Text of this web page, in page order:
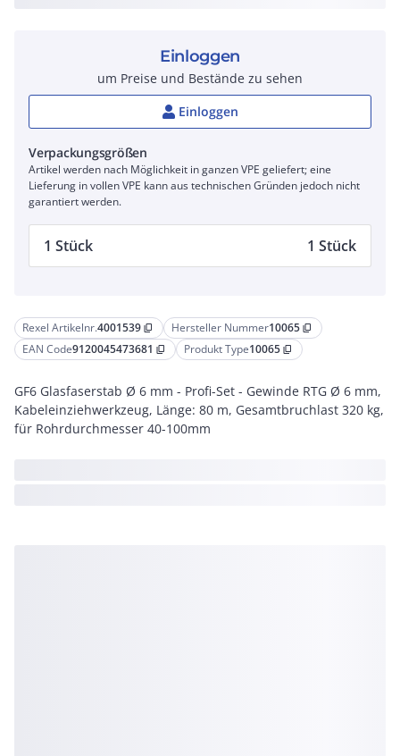
Rexel Artikelnr.4001539 content_copy Hersteller Nummer10065 content_copy
EAN Code9120045473681 content_copy Produkt Type10065 content_copy
GF6 Glasfaserstab Ø 6 mm - Profi-Set - Gewinde RTG Ø 6 mm,
Kabeleinziehwerkzeug, Länge: 80 m, Gesamtbruchlast 320 kg,
für Rohrdurchmesser 40-100mm
Einloggen
um Preise und Bestände zu sehen
Einloggen
Verpackungsgrößen
Artikel werden nach Möglichkeit in ganzen VPE geliefert; eine
Lieferung in vollen VPE kann aus technischen Gründen jedoch nicht
garantiert werden.
1 Stück 1 Stück